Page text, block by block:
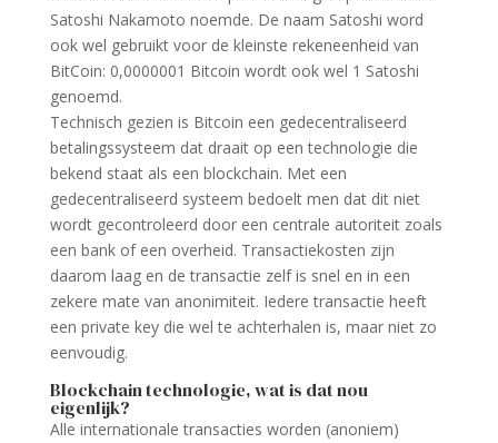
Satoshi Nakamoto noemde. De naam Satoshi word
ook wel gebruikt voor de kleinste rekeneenheid van
BitCoin: 0,0000001 Bitcoin wordt ook wel 1 Satoshi
genoemd.
Technisch gezien is Bitcoin een gedecentraliseerd
betalingssysteem dat draait op een technologie die
bekend staat als een blockchain. Met een
gedecentraliseerd systeem bedoelt men dat dit niet
wordt gecontroleerd door een centrale autoriteit zoals
een bank of een overheid. Transactiekosten zijn
daarom laag en de transactie zelf is snel en in een
zekere mate van anonimiteit. Iedere transactie heeft
een private key die wel te achterhalen is, maar niet zo
eenvoudig.
Blockchain technologie, wat is dat nou
eigenlijk?
Alle internationale transacties worden (anoniem)